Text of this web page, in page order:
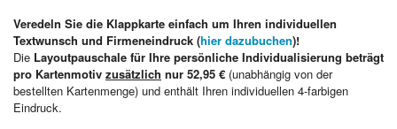
Veredeln Sie die Klappkarte einfach um Ihren individuellen
Textwunsch und Firmeneindruck (hier dazubuchen)!
Die Layoutpauschale für Ihre persönliche Individualisierung beträgt
pro Kartenmotiv zusätzlich nur 52,95 € (unabhängig von der
bestellten Kartenmenge) und enthält Ihren individuellen 4-farbigen
Eindruck.